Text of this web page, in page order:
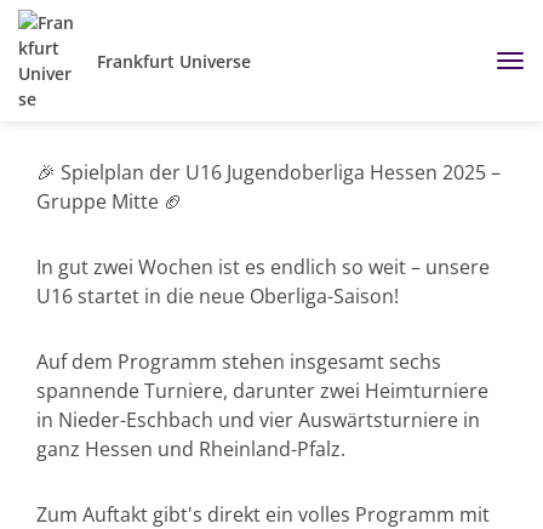
Frankfurt Universe
🎉 Spielplan der U16 Jugendoberliga Hessen 2025 –
Gruppe Mitte 🏈
In gut zwei Wochen ist es endlich so weit – unsere
U16 startet in die neue Oberliga-Saison!
Auf dem Programm stehen insgesamt sechs
spannende Turniere, darunter zwei Heimturniere
in Nieder-Eschbach und vier Auswärtsturniere in
ganz Hessen und Rheinland-Pfalz.
Zum Auftakt gibt's direkt ein volles Programm mit